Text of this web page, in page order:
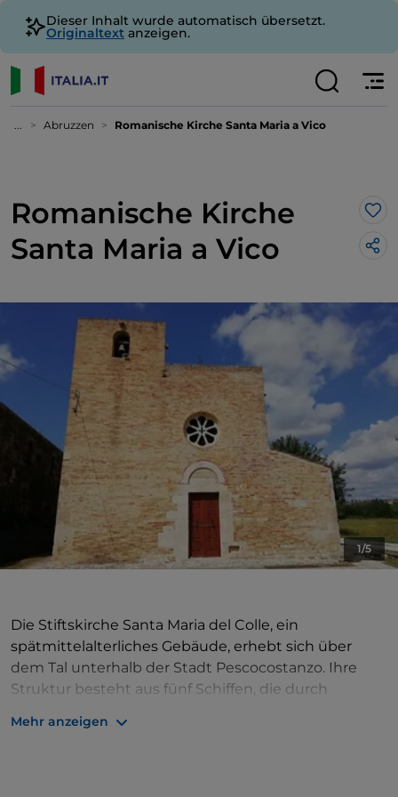
Dieser Inhalt wurde automatisch übersetzt.
Originaltext anzeigen.
... Abruzzen Romanische Kirche Santa Maria a Vico
Romanische Kirche
Santa Maria a Vico
1/5
Die Stiftskirche Santa Maria del Colle, ein
spätmittelalterliches Gebäude, erhebt sich über
dem Tal unterhalb der Stadt Pescocostanzo. Ihre
Struktur besteht aus fünf Schiffen, die durch
Holzdecken überragt werden, was sie zu einem
Mehr anzeigen